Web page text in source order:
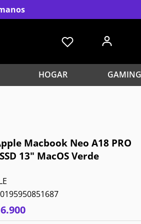
HOGAR GAMING
Macbook Neo A18 PRO
13" MacOS Verde
0195950851687
.900